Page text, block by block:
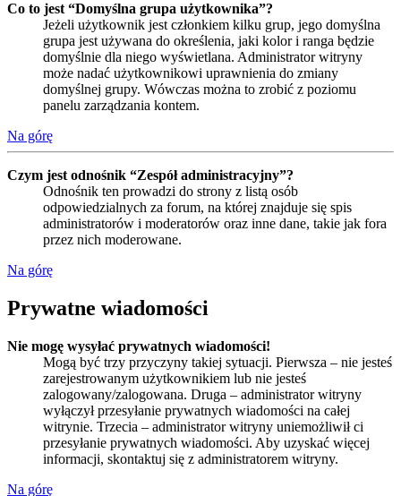
Co to jest “Domyślna grupa użytkownika”?
Jeżeli użytkownik jest członkiem kilku grup, jego domyślna
grupa jest używana do określenia, jaki kolor i ranga będzie
domyślnie dla niego wyświetlana. Administrator witryny
może nadać użytkownikowi uprawnienia do zmiany
domyślnej grupy. Wówczas można to zrobić z poziomu
panelu zarządzania kontem.
Na górę
Czym jest odnośnik “Zespół administracyjny”?
Odnośnik ten prowadzi do strony z listą osób
odpowiedzialnych za forum, na której znajduje się spis
administratorów i moderatorów oraz inne dane, takie jak fora
przez nich moderowane.
Na górę
Prywatne wiadomości
Nie mogę wysyłać prywatnych wiadomości!
Mogą być trzy przyczyny takiej sytuacji. Pierwsza – nie jesteś
zarejestrowanym użytkownikiem lub nie jesteś
zalogowany/zalogowana. Druga – administrator witryny
wyłączył przesyłanie prywatnych wiadomości na całej
witrynie. Trzecia – administrator witryny uniemożliwił ci
przesyłanie prywatnych wiadomości. Aby uzyskać więcej
informacji, skontaktuj się z administratorem witryny.
Na górę